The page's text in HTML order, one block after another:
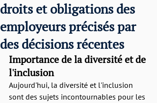
droits et obligations des
employeurs précisés par
des décisions récentes
Importance de la diversité et de
l'inclusion
Aujourd'hui, la diversité et l'inclusion
sont des sujets incontournables pour les